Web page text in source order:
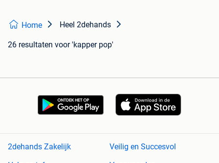
Home Heel 2dehands
26 resultaten voor 'kapper pop'
2dehands Zakelijk
Veilig en Succesvol